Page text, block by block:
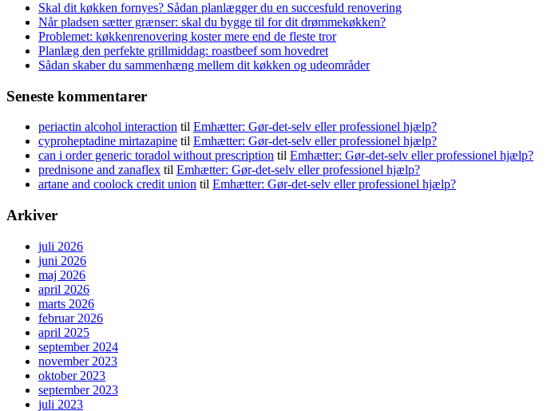
Skal dit køkken fornyes? Sådan planlægger du en succesfuld renovering
Når pladsen sætter grænser: skal du bygge til for dit drømmekøkken?
Problemet: køkkenrenovering koster mere end de fleste tror
Planlæg den perfekte grillmiddag: roastbeef som hovedret
Sådan skaber du sammenhæng mellem dit køkken og udeområder
Seneste kommentarer
periactin alcohol interaction til Emhætter: Gør-det-selv eller professionel hjælp?
cyproheptadine mirtazapine til Emhætter: Gør-det-selv eller professionel hjælp?
can i order generic toradol without prescription til Emhætter: Gør-det-selv eller professionel hjælp?
prednisone and zanaflex til Emhætter: Gør-det-selv eller professionel hjælp?
artane and coolock credit union til Emhætter: Gør-det-selv eller professionel hjælp?
Arkiver
juli 2026
juni 2026
maj 2026
april 2026
marts 2026
februar 2026
april 2025
september 2024
november 2023
oktober 2023
september 2023
juli 2023